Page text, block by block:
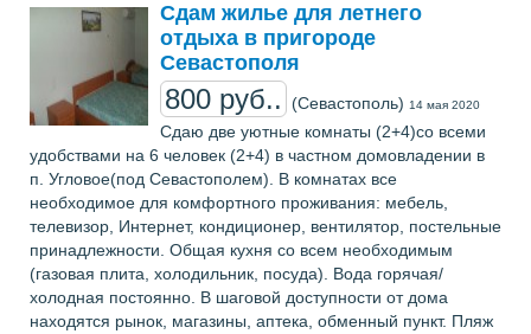
Сдам жилье для летнего
отдыха в пригороде
Севастополя
800 руб.. (Севастополь) 14 мая 2020
Сдаю две уютные комнаты (2+4)со всеми
удобствами на 6 человек (2+4) в частном домовладении в
п. Угловое(под Севастополем). В комнатах все
необходимое для комфортного проживания: мебель,
телевизор, Интернет, кондиционер, вентилятор, постельные
принадлежности. Общая кухня со всем необходимым
(газовая плита, холодильник, посуда). Вода горячая/
холодная постоянно. В шаговой доступности от дома
находятся рынок, магазины, аптека, обменный пункт. Пляж